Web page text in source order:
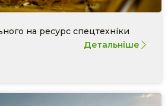
на ресурс спецтехніки
Детальніше